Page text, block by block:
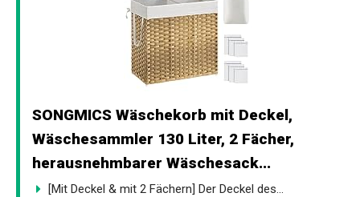
SONGMICS Wäschekorb mit Deckel,
Wäschesammler 130 Liter, 2 Fächer,
herausnehmbarer Wäschesack...
[Mit Deckel & mit 2 Fächern] Der Deckel des...